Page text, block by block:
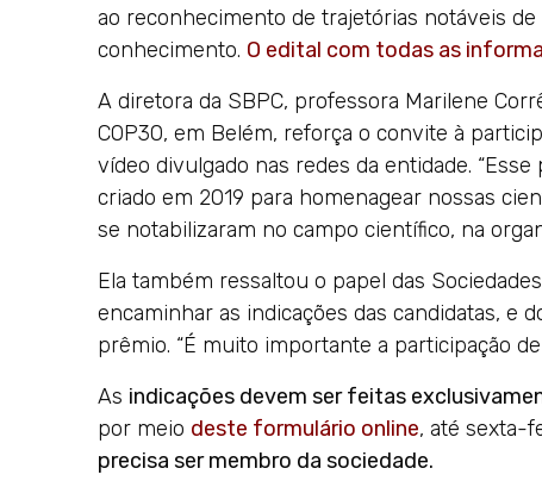
ao reconhecimento de trajetórias notáveis
conhecimento. O edital com todas as
A diretora da SBPC, professora Marilene
COP30, em Belém, reforça o convite à
vídeo divulgado nas redes da entidade.
criado em 2019 para homenagear nossas
se notabilizaram no campo científico, na
Ela também ressaltou o papel das
encaminhar as indicações das candidatas, e
prêmio. “É muito importante a participação
As indicações devem ser feitas
por meio deste formulário online, até sexta-
precisa ser membro da sociedade.